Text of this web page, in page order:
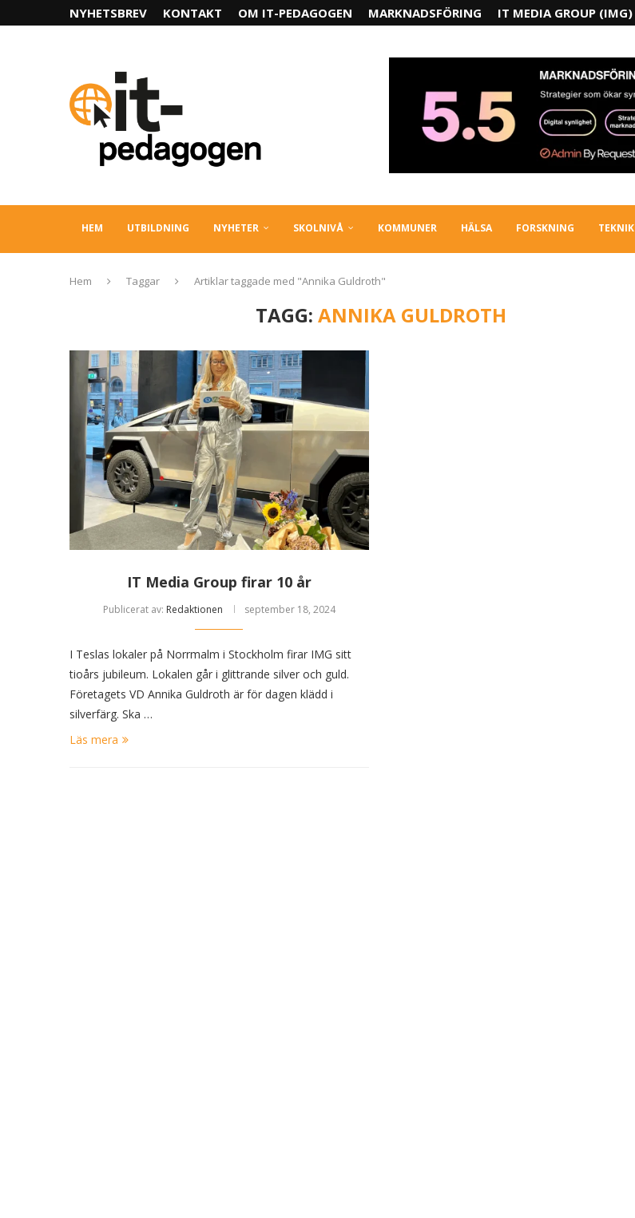
NYHETSBREV KONTAKT OM IT-PEDAGOGEN MARKNADSFÖRING IT MEDIA GROUP (IMG)
HEM UTBILDNING NYHETER SKOLNIVÅ KOMMUNER HÄLSA FORSKNING TEKNIK
Hem Taggar Artiklar taggade med "Annika Guldroth"
TAGG: ANNIKA GULDROTH
IT Media Group firar 10 år
Publicerat av: Redaktionen september 18, 2024
I Teslas lokaler på Norrmalm i Stockholm firar IMG sitt
tioårs jubileum. Lokalen går i glittrande silver och guld.
Företagets VD Annika Guldroth är för dagen klädd i
silverfärg. Ska …
Läs mera